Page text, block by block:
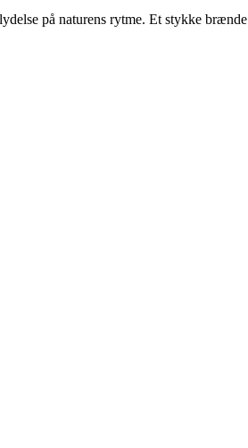
på naturens rytme. Et stykke